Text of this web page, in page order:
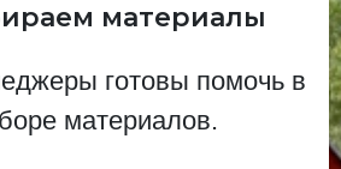
материалы
готовы помочь в
материалов.